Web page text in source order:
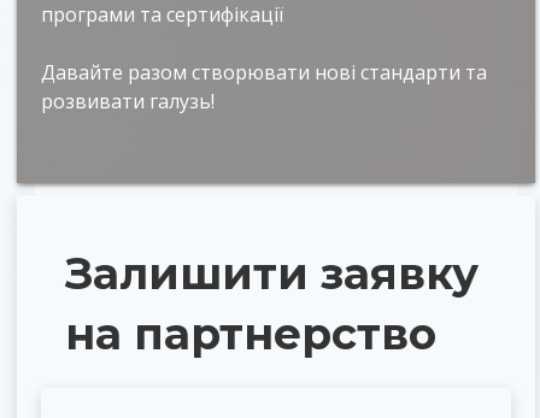
програми та сертифікації
Давайте разом створювати нові стандарти та
розвивати галузь!
Залишити заявку
на партнерство